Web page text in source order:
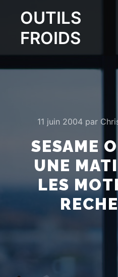
OUTILS
FROIDS
11 juin 2004par
SESAME
UNE
LES